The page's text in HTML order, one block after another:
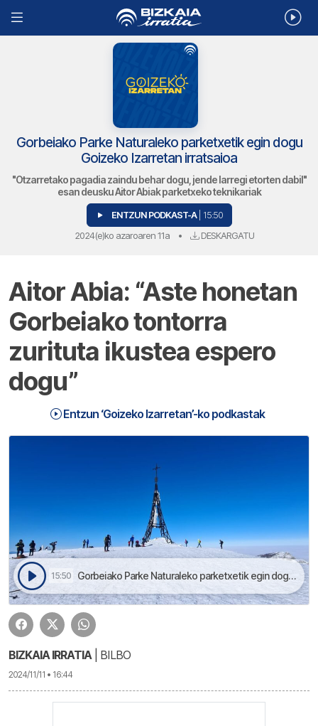
Gorbeiako Parke Naturaleko parketxetik egin dogu
Goizeko Izarretan irratsaioa
"Otzarretako pagadia zaindu behar dogu, jende larregi etorten dabil"
esan deusku Aitor Abiak parketxeko teknikariak
ENTZUN PODKAST-A | 15:50
2024(e)ko azaroaren 11a • DESKARGATU
Aitor Abia: “Aste honetan
Gorbeiako tontorra
zurituta ikustea espero
dogu”
Entzun ‘Goizeko Izarretan’-ko podkastak
15:50 Gorbeiako Parke Naturaleko parketxetik egin dogu Goizeko Izarretan irratsaioa | Goizeko Izarretan
BIZKAIA IRRATIA| BILBO
2024/11/11 • 16:44